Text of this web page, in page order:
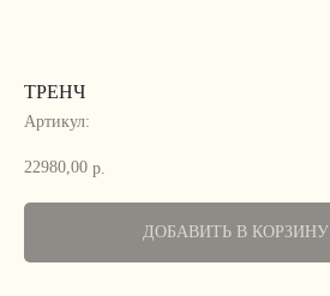
ТРЕНЧ
Артикул:
22980,00 р.
ДОБАВИТЬ В КОРЗИНУ